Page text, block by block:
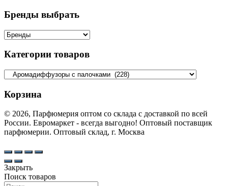
Бренды выбрать
Категории товаров
Корзина
© 2026, Парфюмерия оптом со склада с доставкой по всей
России. Евромаркет - всегда выгодно! Оптовый поставщик
парфюмерии. Оптовый склад, г. Москва
Закрыть
Поиск товаров